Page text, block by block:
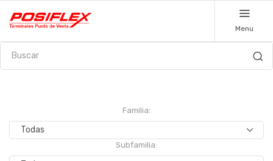
Menu
Familia:
Subfamilia: